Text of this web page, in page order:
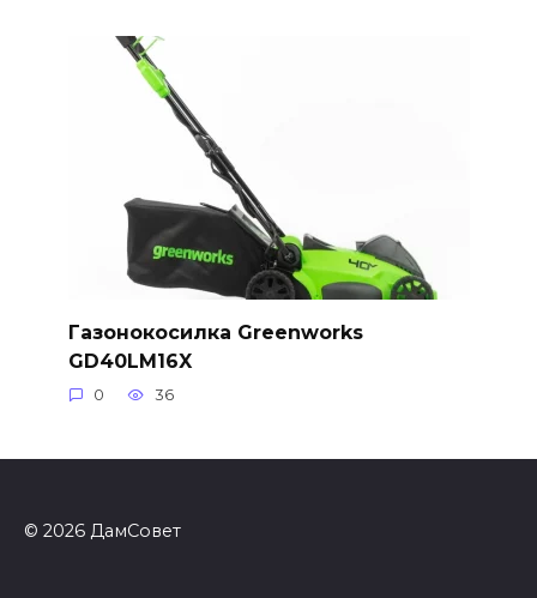
Газонокосилка Greenworks
GD40LM16X
0 36
© 2026 ДамСовет